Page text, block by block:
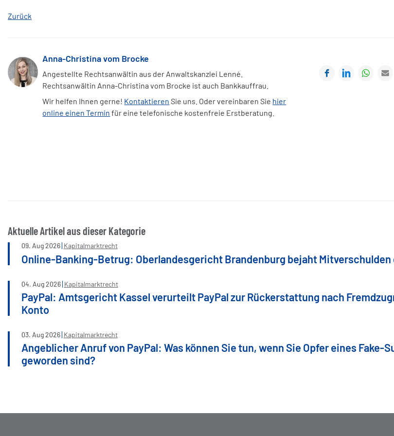
Zurück
Anna-Christina vom Brocke
Angestellte Rechtsanwältin aus der Anwaltskanzlei Lenné.
Rechtsanwältin Anna-Christina vom Brocke ist auch Bankkauffrau.
Wir helfen Ihnen gerne! Kontaktieren Sie uns. Oder vereinbaren Sie hier
online einen Termin für eine telefonische kostenfreie Erstberatung.
FacebookLinkedIn
Aktuelle Artikel aus dieser Kategorie
09. Aug2026 Kapitalmarktrecht
Online-Banking-Betrug: Oberlandesgericht Brandenburg bejaht Mitverschulden
04. Aug2026 Kapitalmarktrecht
PayPal: Amtsgericht Kassel verurteilt PayPal zur Rückerstattung nach
Konto
03. Aug2026 Kapitalmarktrecht
Angeblicher Anruf von PayPal: Was können Sie tun, wenn Sie Opfer eines Fake-
geworden sind?